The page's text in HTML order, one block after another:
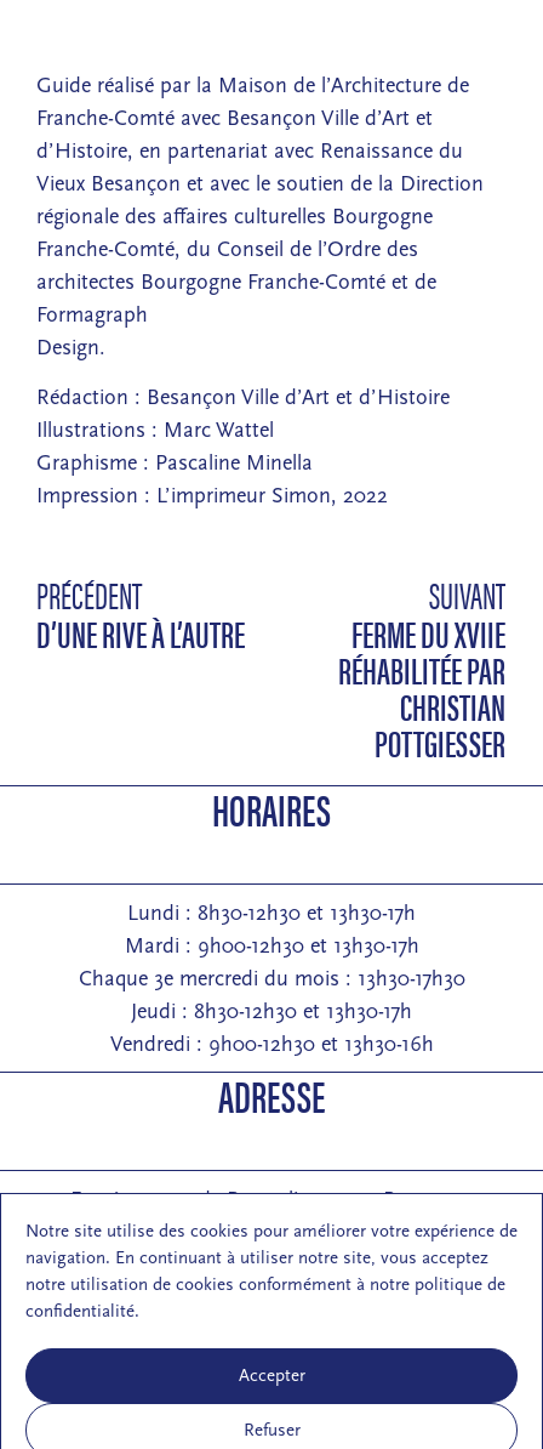
Notre site utilise des cookies pour améliorer votre expérience de
navigation. En continuant à utiliser notre site, vous acceptez
notre utilisation de cookies conformément à notre politique de
confidentialité.
Accepter
Refuser
Guide réalisé par la Maison de l’Architecture de
Franche-Comté avec Besançon Ville d’Art et
d’Histoire, en partenariat avec Renaissance du
Vieux Besançon et avec le soutien de la Direction
régionale des affaires culturelles Bourgogne
Franche-Comté, du Conseil de l’Ordre des
architectes Bourgogne Franche-Comté et de
Formagraph
Design.
Rédaction : Besançon Ville d’Art et d’Histoire
Illustrations : Marc Wattel
Graphisme : Pascaline Minella
Impression : L’imprimeur Simon, 2022
PRÉCÉDENT
D’UNE RIVE À L’AUTRE
SUIVANT
FERME DU XVIIE
RÉHABILITÉE PAR
CHRISTIAN
POTTGIESSER
HORAIRES
Lundi : 8h30-12h30 et 13h30-17h
Mardi : 9h00-12h30 et 13h30-17h
Chaque 3e mercredi du mois : 13h30-17h30
Jeudi : 8h30-12h30 et 13h30-17h
Vendredi : 9h00-12h30 et 13h30-16h
ADRESSE
Entrée : 2 rue de Pontarlier 25000 Besançon
Courrier : 1 rue des Martelots 25000 Besançon
E-mail : contact (at) maisondelarchi-fc.fr